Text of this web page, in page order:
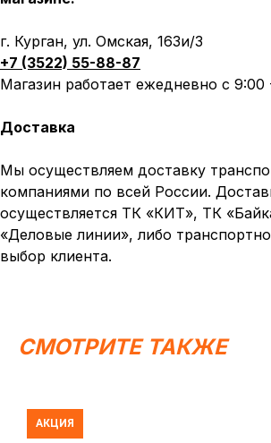
г. Курган, ул. Омская, 163и/3
+7 (3522) 55-88-87
Магазин работает ежедневно с 9:00
Доставка
Мы осуществляем доставку
компаниями по всей России.
осуществляется ТК «КИТ», ТК
«Деловые линии», либо
выбор клиента.
СМОТРИТЕ ТАКЖЕ
АКЦИЯ
ИП Каканова Анна Константиновна